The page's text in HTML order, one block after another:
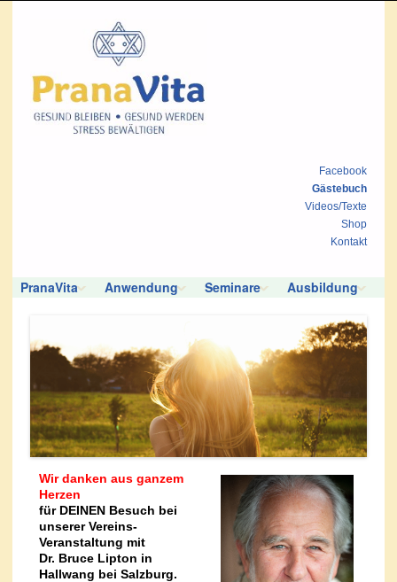
Facebook
Gästebuch
Videos/Texte
Shop
Kontakt
PranaVita Anwendung Seminare Ausbildung
Wir danken aus ganzem
Herzen
für DEINEN Besuch bei
unserer Vereins-
Veranstaltung mit
Dr. Bruce Lipton in
Hallwang bei Salzburg.